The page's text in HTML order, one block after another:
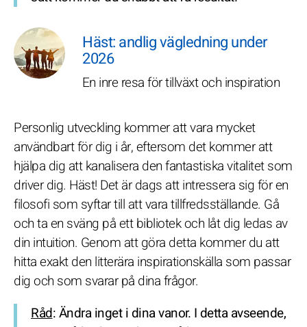
Häst: andlig vägledning under
2026
En inre resa för tillväxt och inspiration
Personlig utveckling kommer att vara mycket
användbart för dig i år, eftersom det kommer att
hjälpa dig att kanalisera den fantastiska vitalitet som
driver dig. Häst! Det är dags att intressera sig för en
filosofi som syftar till att vara tillfredsställande. Gå
och ta en sväng på ett bibliotek och låt dig ledas av
din intuition. Genom att göra detta kommer du att
hitta exakt den litterära inspirationskälla som passar
dig och som svarar på dina frågor.
Råd: Ändra inget i dina vanor. I detta avseende,